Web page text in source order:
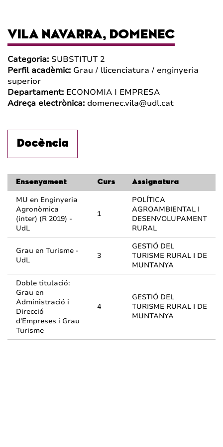
VILA NAVARRA, DOMENEC
Categoria: SUBSTITUT 2
Perfil acadèmic: Grau / llicenciatura / enginyeria
superior
Departament: ECONOMIA I EMPRESA
Adreça electrònica: domenec.vila@udl.cat
Docència
Ensenyament Curs Assignatura
MU en Enginyeria
Agronòmica
(inter) (R 2019) -
UdL
1
POLÍTICA
AGROAMBIENTAL I
DESENVOLUPAMENT
RURAL
Grau en Turisme -
UdL
3
GESTIÓ DEL
TURISME RURAL I DE
MUNTANYA
Doble titulació:
Grau en
Administració i
Direcció
d'Empreses i Grau
Turisme
4
GESTIÓ DEL
TURISME RURAL I DE
MUNTANYA